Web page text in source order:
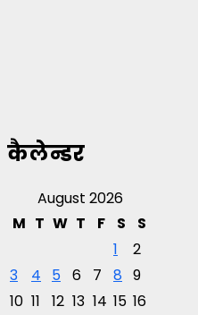
कैलेन्डर
August 2026
M T W T F S
S
1
2
3
4 5 6 7 8 9
10 11 12 13 14 15 16